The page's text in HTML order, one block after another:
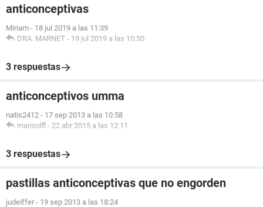
anticonceptivas
Miriam - 18 jul 2019 a las 11:39
DRA. MARNET - 19 jul 2019 a las 10:50
3 respuestas
anticonceptivos umma
natis2412 - 17 sep 2013 a las 10:58
marisolfl - 22 abr 2015 a las 12:11
3 respuestas
pastillas anticonceptivas que no engorden
judeiffer - 19 sep 2013 a las 18:24